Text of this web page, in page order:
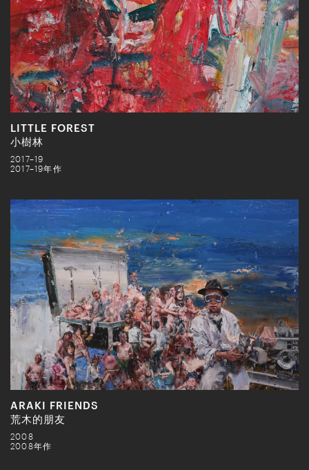
LITTLE FOREST
小樹林
2017–19
2017–19年作
ARAKI FRIENDS
荒木的朋友
2008
2008年作